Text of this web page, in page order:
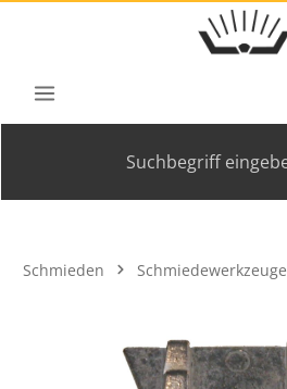
Zum Hauptinhalt springen
Schmieden Schmiedewerkzeuge